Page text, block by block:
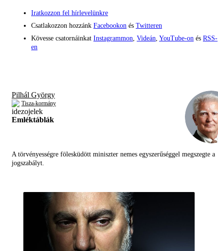
Iratkozzon fel hírlevelünkre
Csatlakozzon hozzánk Facebookon és Twitteren
Kövesse csatornáinkat Instagrammon Videán YouTube-on és RSS-
en
Pilhál György
Tisza-kormány
Emléktáblák
A törvényességre fölesküdött miniszter nemes egyszerűséggel megszegte a
jogszabályt.